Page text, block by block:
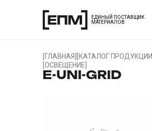
ЕДИНЫЙ ПОСТАВЩИК
МАТЕРИАЛОВ
ГЛАВНАЯ КАТАЛОГ ПРОДУКЦИИ
ОСВЕЩЕНИЕ
E-UNI-GRID